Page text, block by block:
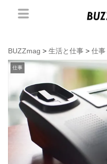
BUZZmag > 生活と仕事 > 仕事
仕事